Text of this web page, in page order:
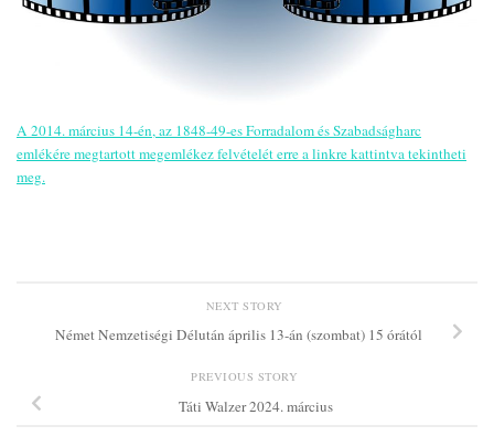
A 2014. március 14-én, az 1848-49-es Forradalom és Szabadságharc
emlékére megtartott megemlékez felvételét erre a linkre kattintva tekintheti
meg.
NEXT STORY
Német Nemzetiségi Délután április 13-án (szombat) 15 órától
PREVIOUS STORY
Táti Walzer 2024. március